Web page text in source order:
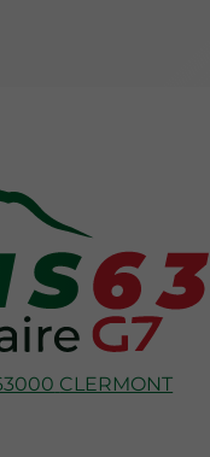
CLERMONT